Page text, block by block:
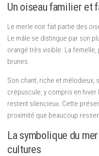
Un oiseau familier et
Le merle noir fait partie des
Le mâle se distingue par son
orangé très visible. La
brunes.
Son chant, riche et mélodieux,
crépuscule, y compris en
restent silencieux. Cette
proximité que beaucoup
La symbolique du
cultures